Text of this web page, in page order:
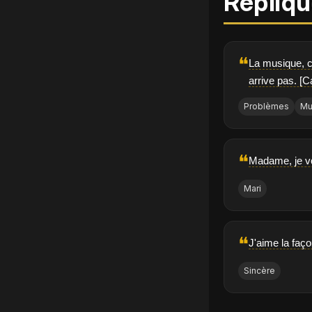
❝La musique,
arrive pas.
Problèmes
❝Madame, je
Mari
❝J'aime la
Sincère